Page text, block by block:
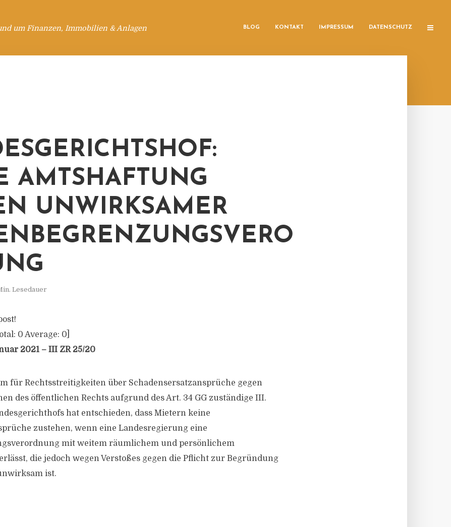
um Finanzen, Immobilien & Anlagen BLOG KONTAKT IMPRESSUM DATENSCHUTZ
AMTSHAFTUNG
UNWIRKSAMER
Lesedauer
0 Average: 0
2021 – III ZR 25/20
für Rechtsstreitigkeiten über Schadensersatzansprüche gegen
des öffentlichen Rechts aufgrund des Art. 34 GG zuständige III.
hat entschieden, dass Mietern keine
zustehen, wenn eine Landesregierung eine
mit weitem räumlichem und persönlichem
die jedoch wegen Verstoßes gegen die Pflicht zur Begründung
ist.